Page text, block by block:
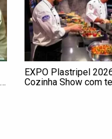
EXPO Plastripel
Cozinha Show com